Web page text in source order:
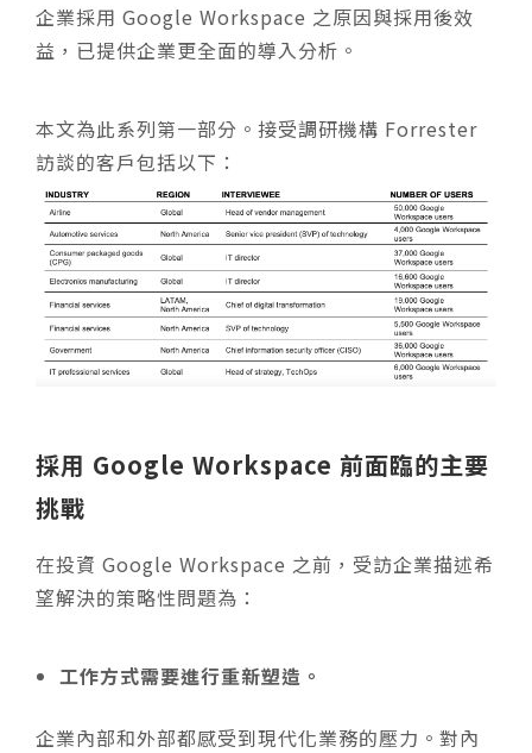
企業採用 Google Workspace 之原因與採用後效
益，已提供企業更全面的導入分析。
本文為此系列第一部分。 接受調研機構 Forrester
訪談的客戶包括以下：
採用 Google Workspace 前面臨的主要
挑戰
在投資 Google Workspace 之前，受訪企業描述希
望解決的策略性問題為：
工作方式需要進行重新塑造。
企業內部和外部都感受到現代化業務的壓力。對內